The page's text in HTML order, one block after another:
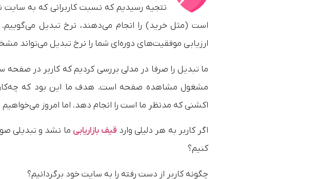
نتجیه رسیدیم که نسبت کاربرانی که به سایت
است (مثل خرید) را انجام می‌دهند، نرخ تبدیل
ارزیابی موفقیت‌های دوره‌ای شما را نرخ تبدیل می‌تواند
ما تبدیل را صرفا در مدلی بررسی کردیم که کاربر در
مشغول مشاهده صفحه است. هدف ما این بود که چه‌کار
اکشنی که مدنظر ما است را انجام دهد. اما امروز
اگر کاربر به هر دلیلی وارد قیف بازاریابی ما نشد و تبدیلی
کنیم؟
چگونه کاربر از دست رفته را به سایت خود برگردانیم؟